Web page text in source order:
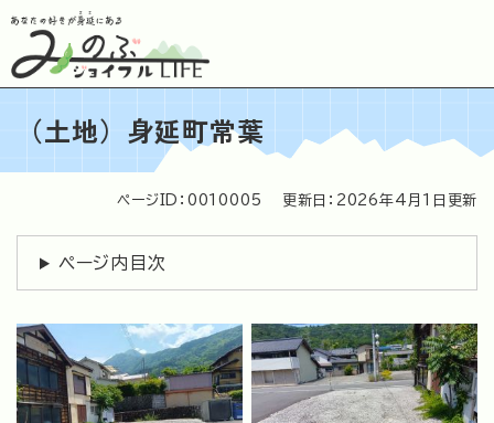
の
す
（土地）身延町常葉
文
ページID：0010005 更新日：2026年4月1日更新
ページ内目次